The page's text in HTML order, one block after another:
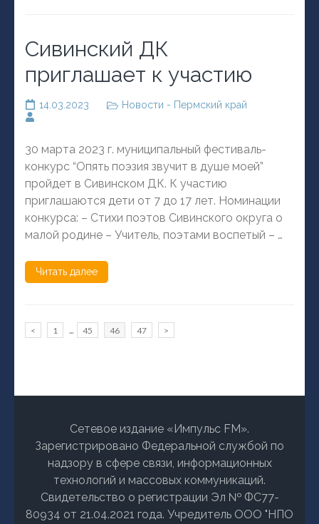
Сивинский ДК
приглашает к участию
14.03.2023 Новости - Пермский край
30 марта 2023 г. муниципальный фестиваль-
конкурс “Опять поэзия звучит в душе моей”
пройдет в Сивинском ДК. К участию
приглашаются дети от 7 до 17 лет. Номинации
конкурса: – Стихи поэтов Сивинского округа о
малой родине – Учитель, поэтами воспетый – …
Читать далее
Пагинация
< Страница
1 … Страница
45 Страница
46 Страница
47 >
Сетевое издание «Импульс FM».
Зарегистрировано Федеральной службой по
надзору в сфере связи, информационных
технологий и массовых коммуникаций.
Свидетельство о регистрации Эл № ФС77-
80934 от 21.04.2021 года. Учредитель ООО "НПО